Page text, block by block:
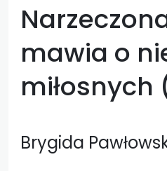
mawia o
Brygida